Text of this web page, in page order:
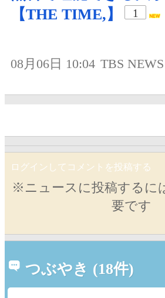
【THE TIME,】
1
08月06日 10:04 TBS
ログインしてコメントを投稿する
※ニュースに投稿するに
要です
つぶやき (18件)